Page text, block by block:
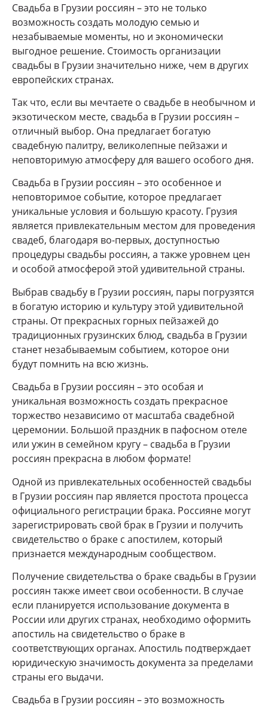
Свадьба в Грузии россиян – это не только
возможность создать молодую семью и
незабываемые моменты, но и экономически
выгодное решение. Стоимость организации
свадьбы в Грузии значительно ниже, чем в других
европейских странах.
Так что, если вы мечтаете о свадьбе в необычном и
экзотическом месте, свадьба в Грузии россиян –
отличный выбор. Она предлагает богатую
свадебную палитру, великолепные пейзажи и
неповторимую атмосферу для вашего особого дня.
Свадьба в Грузии россиян – это особенное и
неповторимое событие, которое предлагает
уникальные условия и большую красоту. Грузия
является привлекательным местом для проведения
свадеб, благодаря во-первых, доступностью
процедуры свадьбы россиян, а также уровнем цен
и особой атмосферой этой удивительной страны.
Выбрав свадьбу в Грузии россиян, пары погрузятся
в богатую историю и культуру этой удивительной
страны. От прекрасных горных пейзажей до
традиционных грузинских блюд, свадьба в Грузии
станет незабываемым событием, которое они
будут помнить на всю жизнь.
Свадьба в Грузии россиян – это особая и
уникальная возможность создать прекрасное
торжество независимо от масштаба свадебной
церемонии. Большой праздник в пафосном отеле
или ужин в семейном кругу – свадьба в Грузии
россиян прекрасна в любом формате!
Одной из привлекательных особенностей свадьбы
в Грузии россиян пар является простота процесса
официального регистрации брака. Россияне могут
зарегистрировать свой брак в Грузии и получить
свидетельство о браке с апостилем, который
признается международным сообществом.
Получение свидетельства о браке свадьбы в Грузии
россиян также имеет свои особенности. В случае
если планируется использование документа в
России или других странах, необходимо оформить
апостиль на свидетельство о браке в
соответствующих органах. Апостиль подтверждает
юридическую значимость документа за пределами
страны его выдачи.
Свадьба в Грузии россиян – это возможность